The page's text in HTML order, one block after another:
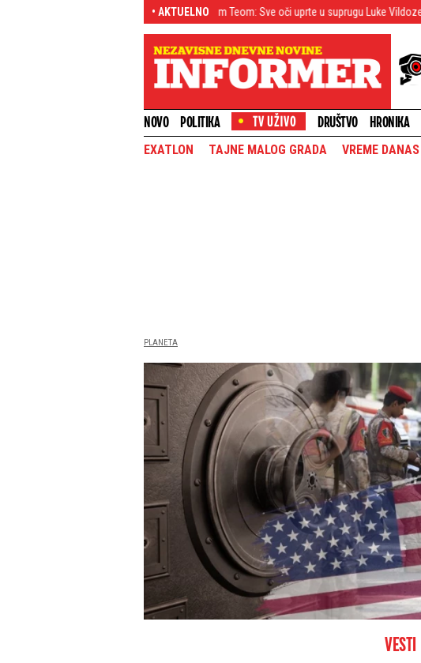
• AKTUELNO
Milica prvi put u Beogradu sa sinom Teom: Sve oči uprte u suprugu Luke Vildoze i bebu (VIDEO)
NOVO POLITIKA DRUŠTVO HRONIKA
EXATLON TAJNE MALOG GRADA VREME DANAS
PLANETA
VESTI